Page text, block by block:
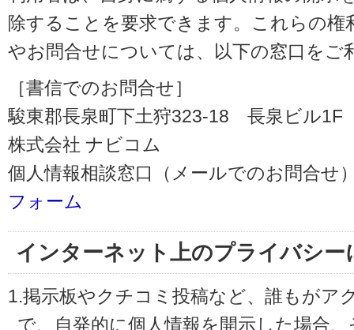
除することを要求できます。これらの権
やお問合せについては、以下の窓口をご
［書信でのお問合せ］
駿東郡長泉町下土狩323-18 長泉ビル1F
株式会社 ナビコム
個人情報相談窓口（メールでのお問合せ
フォーム
インターネット上のプライバシー
1.掲示板やクチコミ投稿など、誰もがア
で、自発的に個人情報を開示した場合